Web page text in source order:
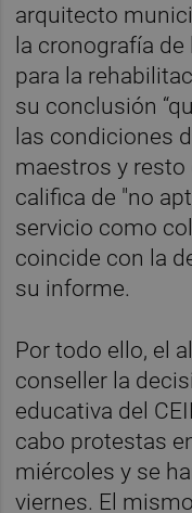
arquitecto
la cronografía
para la
su conclusión
las condiciones
maestros y resto
califica de "no
servicio como
coincide con la
su informe.
Por todo ello, el
conseller la
educativa del
cabo protestas
miércoles y se
viernes. El